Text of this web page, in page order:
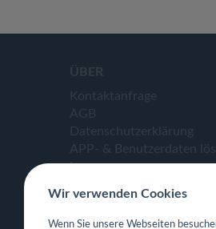
ÜBER
Kontaktanfrage
AGB
Datenschutzerklärung
APP- & Benutzerdaten
Impressum
Wir verwenden Cookies
Wenn Sie unsere Webseiten